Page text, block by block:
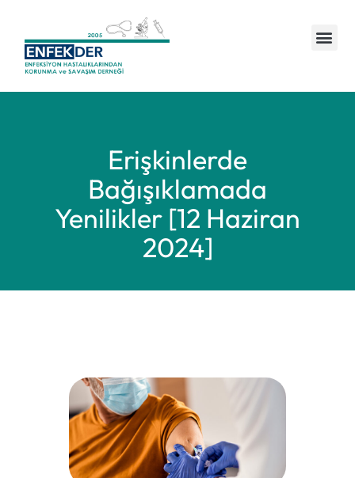
Erişkinlerde
Bağışıklamada
Yenilikler [12 Haziran
2024]